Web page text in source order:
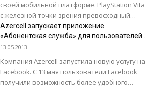
своей мобильной платформе. PlayStation Vita
с железной точки зрения превосходный
продукт, но игр для нее сравнительно мало.
И одно...
Azercell запускает приложение
«Абонентская служба» для пользователей
Facebook
13.05.2013
Компания Azercell запустила новую услугу на
Facebook. С 13 мая пользователи Facebook
получили возможность более удобного